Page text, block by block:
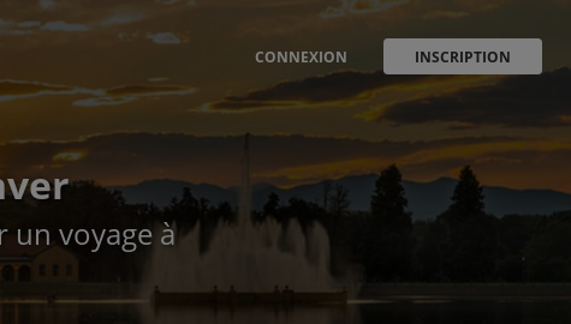
CONNEXION INSCRIPTION
un voyage à